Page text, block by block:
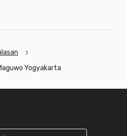
Yogyakarta